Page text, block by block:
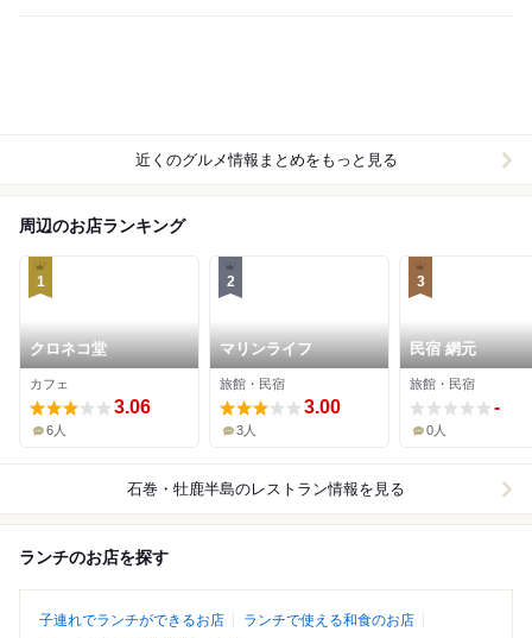
近くのグルメ情報まとめをもっと見る
周辺のお店ランキング
1
クロネコ堂
カフェ
3.06
6人
2
マリンライフ
旅館・民宿
3.00
3人
3
民宿 網元
旅館・民宿
-
0人
石巻・牡鹿半島のレストラン情報を見る
ランチのお店を探す
子連れでランチができるお店
ランチで使える和食のお店